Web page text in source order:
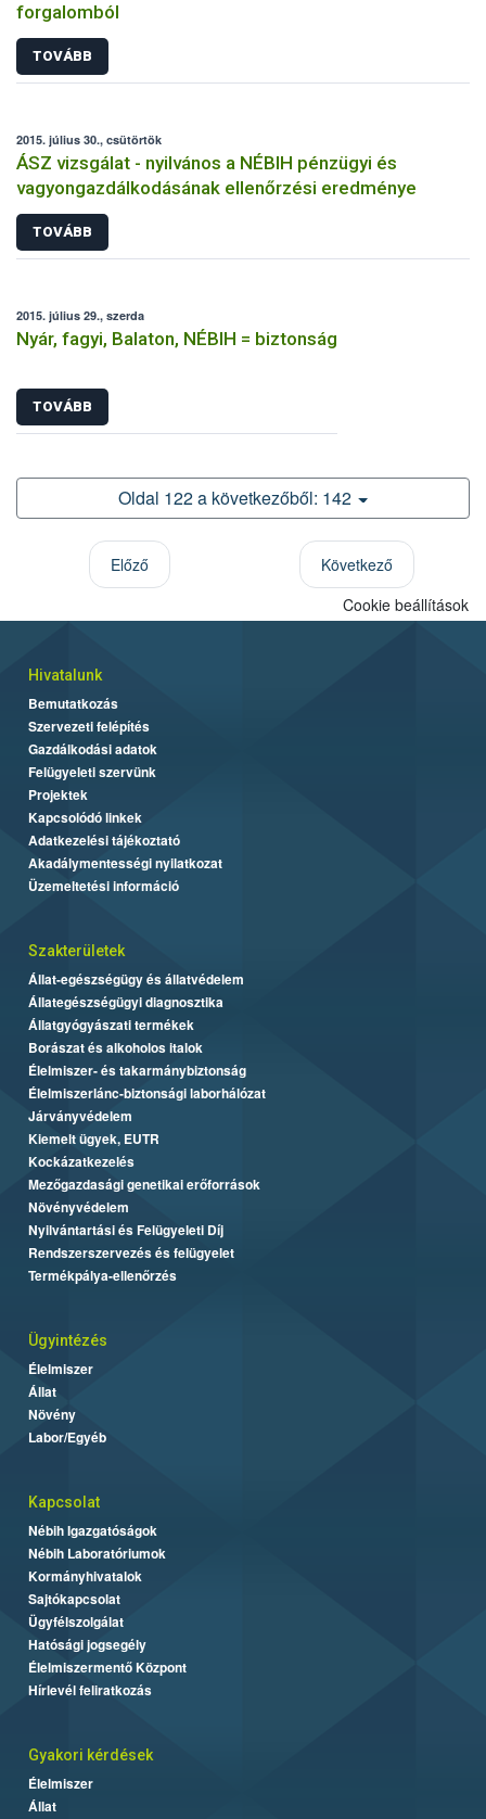
forgalomból
TOVÁBB
2015. július 30., csütörtök
ÁSZ vizsgálat - nyilvános a NÉBIH pénzügyi és
vagyongazdálkodásának ellenőrzési eredménye
TOVÁBB
2015. július 29., szerda
Nyár, fagyi, Balaton, NÉBIH = biztonság
TOVÁBB
Oldal 122 a következőből: 142
Előző
Következő
Cookie beállítások
Hivatalunk
Bemutatkozás
Szervezeti felépítés
Gazdálkodási adatok
Felügyeleti szervünk
Projektek
Kapcsolódó linkek
Adatkezelési tájékoztató
Akadálymentességi nyilatkozat
Üzemeltetési információ
Szakterületek
Állat-egészségügy és állatvédelem
Állategészségügyi diagnosztika
Állatgyógyászati termékek
Borászat és alkoholos italok
Élelmiszer- és takarmánybiztonság
Élelmiszerlánc-biztonsági laborhálózat
Járványvédelem
Kiemelt ügyek, EUTR
Kockázatkezelés
Mezőgazdasági genetikai erőforrások
Növényvédelem
Nyilvántartási és Felügyeleti Díj
Rendszerszervezés és felügyelet
Termékpálya-ellenőrzés
Ügyintézés
Élelmiszer
Állat
Növény
Labor/Egyéb
Kapcsolat
Nébih Igazgatóságok
Nébih Laboratóriumok
Kormányhivatalok
Sajtókapcsolat
Ügyfélszolgálat
Hatósági jogsegély
Élelmiszermentő Központ
Hírlevél feliratkozás
Gyakori kérdések
Élelmiszer
Állat